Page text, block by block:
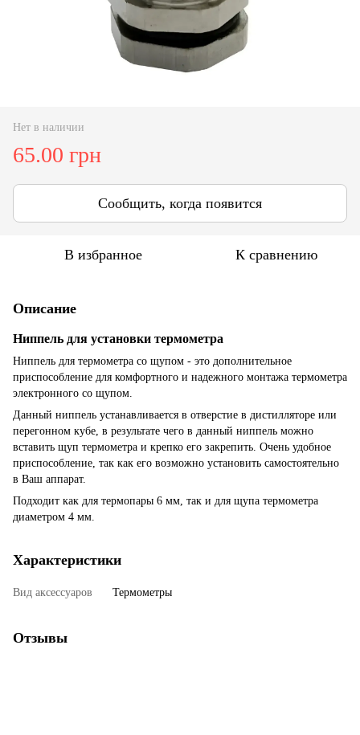
Нет в наличии
65.00 грн
Сообщить, когда появится
В избранное К сравнению
Описание
Ниппель для установки термометра
Ниппель для термометра со щупом - это дополнительное
приспособление для комфортного и надежного монтажа термометра
электронного со щупом.
Данный ниппель устанавливается в отверстие в дистилляторе или
перегонном кубе, в результате чего в данный ниппель можно
вставить щуп термометра и крепко его закрепить. Очень удобное
приспособление, так как его возможно установить самостоятельно
в Ваш аппарат.
Подходит как для термопары 6 мм, так и для щупа термометра
диаметром 4 мм.
Характеристики
Вид аксессуаров Термометры
Отзывы